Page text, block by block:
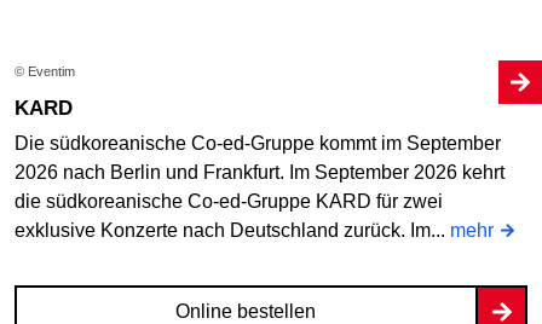
© Eventim
KARD
Die südkoreanische Co-ed-Gruppe kommt im September
2026 nach Berlin und Frankfurt. Im September 2026 kehrt
die südkoreanische Co-ed-Gruppe KARD für zwei
exklusive Konzerte nach Deutschland zurück. Im... mehr
Online bestellen